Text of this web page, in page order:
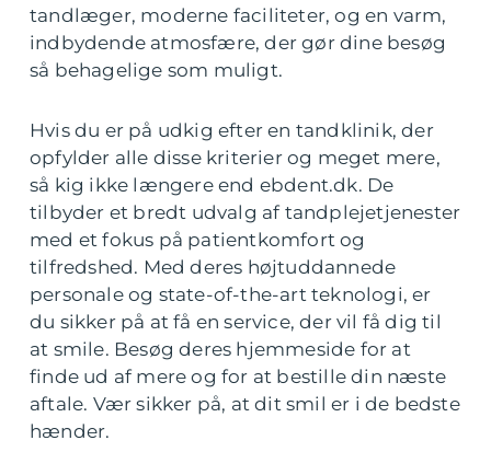
tandlæger, moderne faciliteter, og en varm,
indbydende atmosfære, der gør dine besøg
så behagelige som muligt.
Hvis du er på udkig efter en tandklinik, der
opfylder alle disse kriterier og meget mere,
så kig ikke længere end ebdent.dk. De
tilbyder et bredt udvalg af tandplejetjenester
med et fokus på patientkomfort og
tilfredshed. Med deres højtuddannede
personale og state-of-the-art teknologi, er
du sikker på at få en service, der vil få dig til
at smile. Besøg deres hjemmeside for at
finde ud af mere og for at bestille din næste
aftale. Vær sikker på, at dit smil er i de bedste
hænder.